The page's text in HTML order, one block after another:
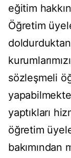
eğitim
Öğretim
sözleşmeli
yaptıkları
öğretim